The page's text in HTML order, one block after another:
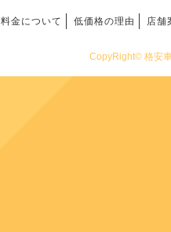
料金について 低価格の理由 店舗
CopyRight© 格安